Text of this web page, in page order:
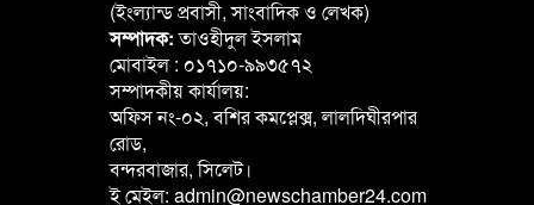
(ইংল্যান্ড প্রবাসী, সাংবাদিক ও লেখক)
সম্পাদক:তাওহীদুল ইসলাম
মোবাইল : ০১৭১০-৯৯৩৫৭২
সম্পাদকীয় কার্যালয়:
অফিস নং-০২, বশির কমপ্লেক্স, লালদিঘীরপার
রোড,
বন্দরবাজার, সিলেট।
ই মেইল: admin@newschamber24.com